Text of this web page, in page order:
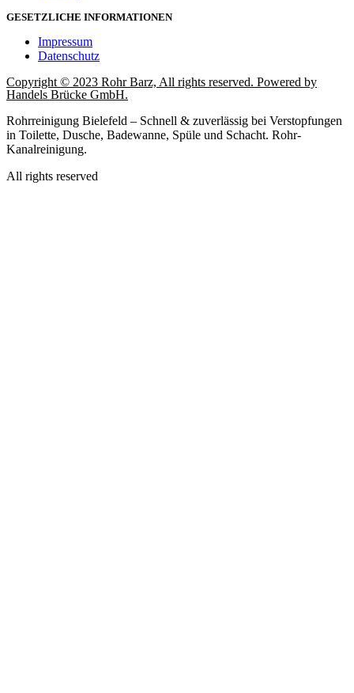
GESETZLICHE INFORMATIONEN
Impressum
Datenschutz
Copyright © 2023 Rohr Barz, All rights reserved. Powered by
Handels Brücke GmbH.
Rohrreinigung Bielefeld – Schnell & zuverlässig bei Verstopfungen
in Toilette, Dusche, Badewanne, Spüle und Schacht. Rohr-
Kanalreinigung.
All rights reserved